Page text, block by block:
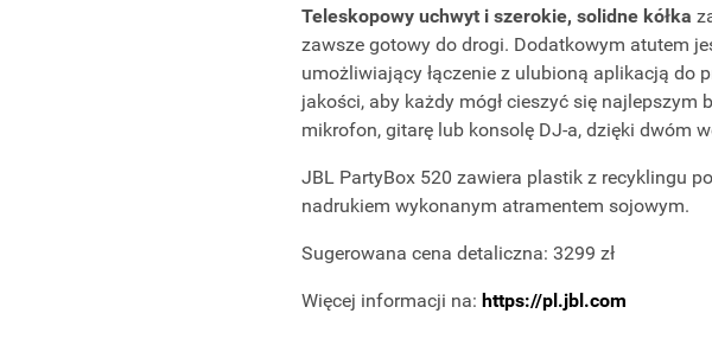
Teleskopowy uchwyt i szerokie, solidne kółka
zawsze gotowy do drogi. Dodatkowym atutem
umożliwiający łączenie z ulubioną aplikacją do
jakości, aby każdy mógł cieszyć się najlepszym
mikrofon, gitarę lub konsolę DJ-a, dzięki dwóm
JBL PartyBox 520 zawiera plastik z recyklingu
nadrukiem wykonanym atramentem sojowym.
Sugerowana cena detaliczna: 3299 zł
Więcej informacji na: https://pl.jbl.com